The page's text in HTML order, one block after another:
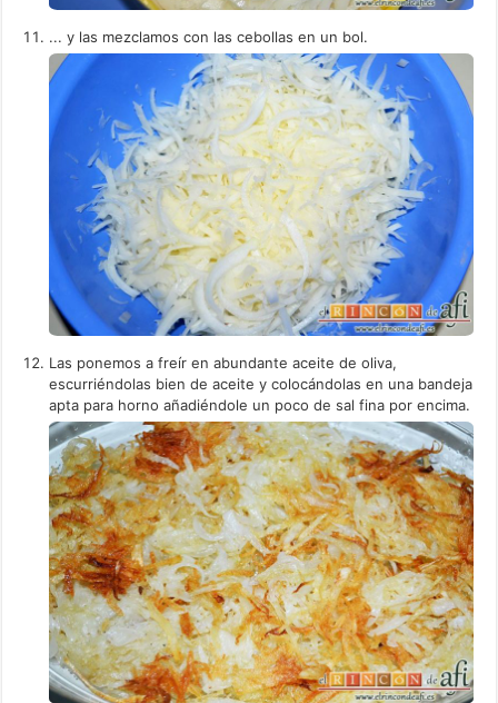
... y las mezclamos con las cebollas en un bol.
Las ponemos a freír en abundante aceite de oliva,
escurriéndolas bien de aceite y colocándolas en una bandeja
apta para horno añadiéndole un poco de sal fina por encima.